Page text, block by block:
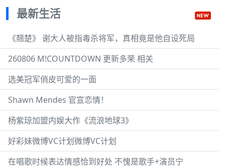
最新生活
《翘楚》 谢大人被指毒杀将军，真相竟是他自设死局
260806 M!COUNTDOWN 更新多荣 相关
选美冠军俏皮可爱的一面
Shawn Mendes 官宣恋情！
杨紫琼加盟内娱大作《流浪地球3》
好彩妹微博VC计划微博VC计划
在唱歌时候表达情感恰到好处 不愧是歌手+演员宁